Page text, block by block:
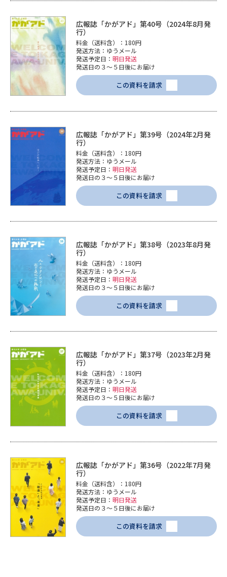
広報誌「かがアド」第40号（2024年8月発
行）
料金（送料含）：180円
発送方法：ゆうメール
発送予定日： 明日発送
発送日の３～５日後にお届け
この資料を請求
広報誌「かがアド」第39号（2024年2月発
行）
料金（送料含）：180円
発送方法：ゆうメール
発送予定日： 明日発送
発送日の３～５日後にお届け
この資料を請求
広報誌「かがアド」第38号（2023年8月発
行）
料金（送料含）：180円
発送方法：ゆうメール
発送予定日： 明日発送
発送日の３～５日後にお届け
この資料を請求
広報誌「かがアド」第37号（2023年2月発
行）
料金（送料含）：180円
発送方法：ゆうメール
発送予定日： 明日発送
発送日の３～５日後にお届け
この資料を請求
広報誌「かがアド」第36号（2022年7月発
行）
料金（送料含）：180円
発送方法：ゆうメール
発送予定日： 明日発送
発送日の３～５日後にお届け
この資料を請求